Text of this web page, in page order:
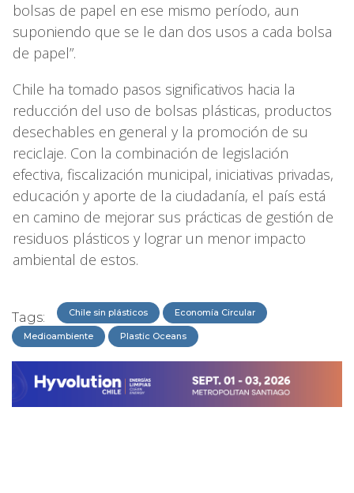
bolsas de papel en ese mismo período, aun
suponiendo que se le dan dos usos a cada bolsa
de papel”.
Chile ha tomado pasos significativos hacia la
reducción del uso de bolsas plásticas, productos
desechables en general y la promoción de su
reciclaje. Con la combinación de legislación
efectiva, fiscalización municipal, iniciativas privadas,
educación y aporte de la ciudadanía, el país está
en camino de mejorar sus prácticas de gestión de
residuos plásticos y lograr un menor impacto
ambiental de estos.
Tags: Chile sin plásticos Economía Circular
Medioambiente Plastic Oceans